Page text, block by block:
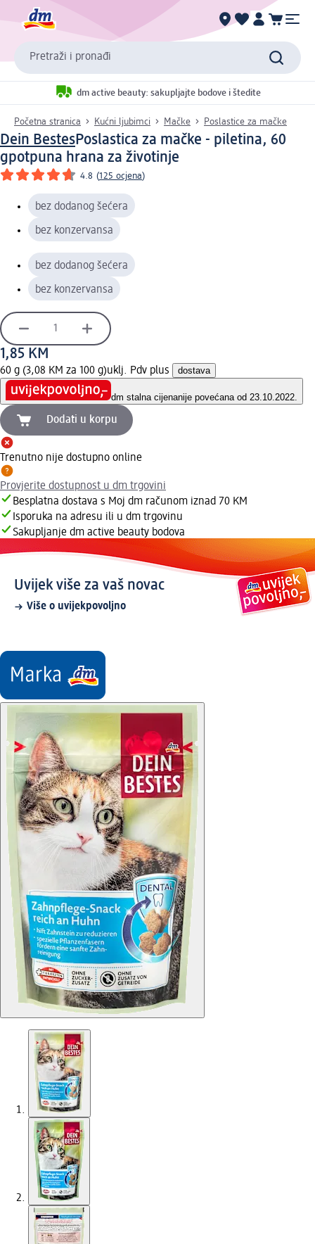
Pretraži i pronađi
dm active beauty: sakupljajte bodove i štedite
Početna stranica Kućni ljubimci Mačke Poslastice za mačke
Dein BestesPoslastica za mačke - piletina, 60
gpotpuna hrana za životinje
4.8 (125 ocjena)
bez dodanog šećera
bez konzervansa
bez dodanog šećera
bez konzervansa
1,85 KM
60 g (3,08 KM za 100 g)uklj. Pdv plus dostava
dm stalna cijenanije povećana od 23.10.2022.
Dodati u korpu
Trenutno nije dostupno online
Provjerite dostupnost u dm trgovini
Besplatna dostava s Moj dm računom iznad 70 KM
Isporuka na adresu ili u dm trgovinu
Sakupljanje dm active beauty bodova
Uvijek više za vaš novac
Više o uvijekpovoljno